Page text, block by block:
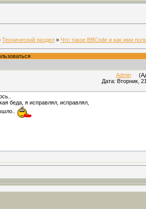
Технический раздел » Что такое BBCode и как ими
Admin
Дата: Вторник,
беда, я исправлял, исправлял,